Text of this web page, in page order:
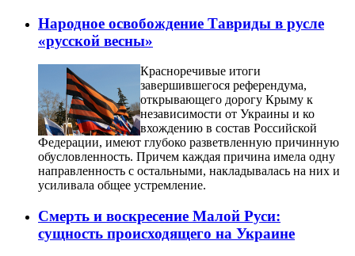
Народное освобождение Тавриды в русле
«русской весны»
Красноречивые итоги
завершившегося референдума,
открывающего дорогу Крыму к
независимости от Украины и ко
вхождению в состав Российской
Федерации, имеют глубоко разветвленную причинную
обусловленность. Причем каждая причина имела одну
направленность с остальными, накладывалась на них и
усиливала общее устремление.
Смерть и воскресение Малой Руси:
сущность происходящего на Украине